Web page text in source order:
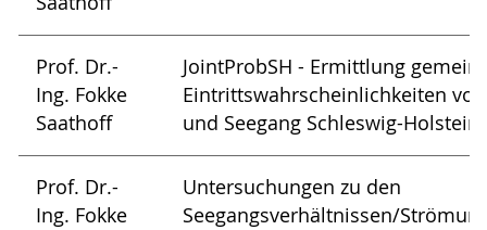
Prof. Dr.-
Ing. Fokke
Saathoff
JointProbSH - Ermittlung
Eintrittswahrscheinlichkeiten
und Seegang Schleswig-Holstein
Prof. Dr.-
Ing. Fokke
Untersuchungen zu den
Seegangsverhältnissen/